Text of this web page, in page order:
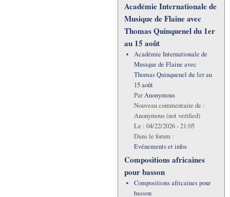
Académie Internationale de
Musique de Flaine avec
Thomas Quinquenel du 1er
au 15 août
Académie Internationale de
Musique de Flaine avec
Thomas Quinquenel du 1er au
15 août
ParAnonymous
Nouveau commentaire de :
Anonymous (not verified)
Le : 04/22/2026 - 21:05
Dans le forum :
Evénements et infos
Compositions africaines
pour basson
Compositions africaines pour
basson